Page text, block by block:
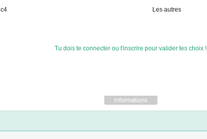
c4 Les autres
Tu dois te connecter ou t'inscrire pour valider tes choix !